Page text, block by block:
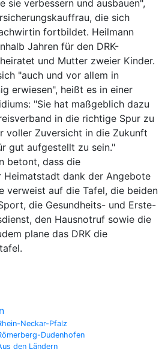
sie verbessern und ausbauen",
die sich
fortbildet. Heilmann
Jahren für den DRK-
und Mutter zweier Kinder.
"auch und vor allem in
erwiesen", heißt es in einer
"Sie hat maßgeblich dazu
in die richtige Spur zu
voller Zuversicht in die Zukunft
gut aufgestellt zu sein."
betont, dass die
Heimatstadt dank der Angebote
verweist auf die Tafel, die beiden
die Gesundheits- und Erste-
den Hausnotruf sowie die
plane das DRK die
Neckar-Pfalz
Dudenhofen
den Ländern